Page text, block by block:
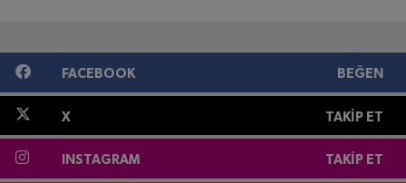
FACEBOOK BEĞEN
X TAKIP ET
INSTAGRAM TAKIP ET